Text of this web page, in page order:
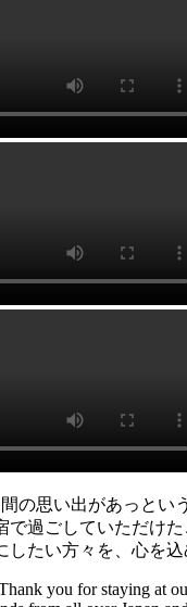
の思い出があっと
で過ごしていただけ
したい方々を、心を
you for staying at